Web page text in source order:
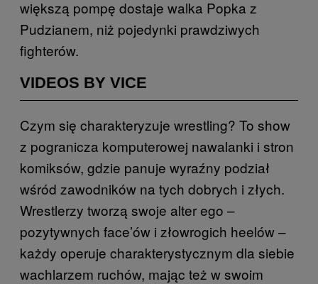
większą pompę dostaje walka Popka z
Pudzianem, niż pojedynki prawdziwych
fighterów.
VIDEOS BY VICE
Czym się charakteryzuje wrestling? To show
z pogranicza komputerowej nawalanki i stron
komiksów, gdzie panuje wyraźny podział
wśród zawodników na tych dobrych i złych.
Wrestlerzy tworzą swoje alter ego –
pozytywnych face’ów i złowrogich heelów –
każdy operuje charakterystycznym dla siebie
wachlarzem ruchów, mając też w swoim